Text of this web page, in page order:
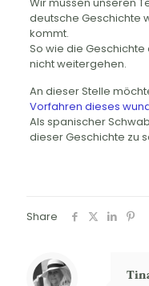
deutsche Geschichte
kommt.
So wie die
nicht weitergehen.
An dieser Stelle
Vorfahren dieses
Als spanischer
dieser Geschichte zu
Share